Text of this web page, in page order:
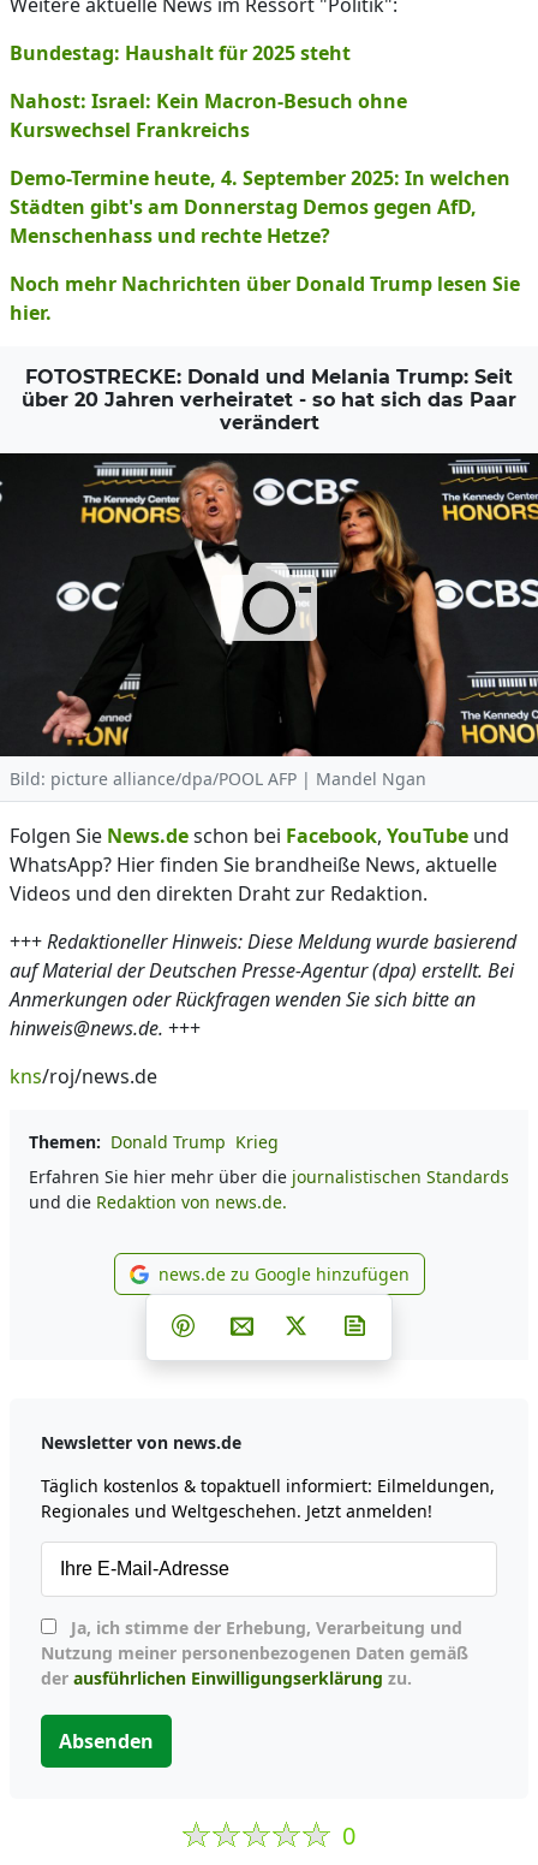
Bundestag: Haushalt für 2025 steht
Nahost: Israel: Kein Macron-Besuch ohne
Kurswechsel Frankreichs
Demo-Termine heute, 4. September 2025: In welchen
Städten gibt's am Donnerstag Demos gegen AfD,
Menschenhass und rechte Hetze?
Noch mehr Nachrichten über Donald Trump lesen Sie
hier.
FOTOSTRECKE: Donald und Melania Trump: Seit
über 20 Jahren verheiratet - so hat sich das Paar
verändert
Bild: picture alliance/dpa/POOL AFP | Mandel Ngan
Folgen Sie News.deschon bei Facebook, YouTube und
WhatsApp? Hier finden Sie brandheiße News, aktuelle
Videos und den direkten Draht zur Redaktion.
+++Redaktioneller Hinweis: Diese Meldung wurde basierend
auf Material der Deutschen Presse-Agentur (dpa) erstellt. Bei
Anmerkungen oder Rückfragen wenden Sie sich bitte an
hinweis@news.de. +++
kns/roj/news.de
Themen: Donald Trump Krieg
Erfahren Sie hier mehr über die journalistischen Standards
und die Redaktion von news.de.
news.de zu Google
news.de zu Google hinzufügen
Teilen auf Facebook
Teilen auf Whatsapp
Teilen auf Telegram
Teilen auf Pinterest
Per E-Mail teilen
Post auf X
Newsletter von news.de
Täglich kostenlos & topaktuell informiert: Eilmeldungen,
Regionales und Weltgeschehen. Jetzt anmelden!
Nutzung meiner personenbezogenen Daten gemäß
der ausführlichen Einwilligungserklärung zu.
Absenden
0